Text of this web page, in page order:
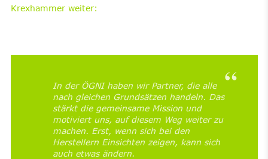
Krexhammer weiter:
In der ÖGNI haben wir Partner, die alle
nach gleichen Grundsätzen handeln. Das
stärkt die gemeinsame Mission und
motiviert uns, auf diesem Weg weiter zu
machen. Erst, wenn sich bei den
Herstellern Einsichten zeigen, kann sich
auch etwas ändern.